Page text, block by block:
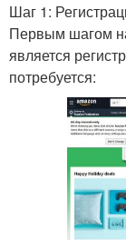
Шаг 1:
Первым шагом
является
потребуется: